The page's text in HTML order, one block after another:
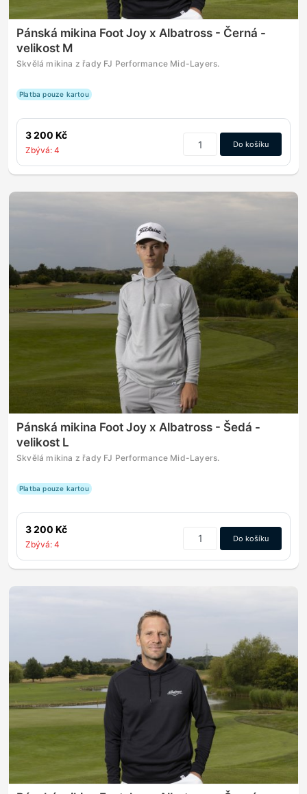
Pánská mikina Foot Joy x Albatross - Černá -
velikost M
Skvělá mikina z řady FJ Performance Mid-Layers.
Platba pouze kartou
3 200 Kč
Zbývá: 4
Do košíku
Pánská mikina Foot Joy x Albatross - Šedá -
velikost L
Skvělá mikina z řady FJ Performance Mid-Layers.
Platba pouze kartou
3 200 Kč
Zbývá: 4
Do košíku